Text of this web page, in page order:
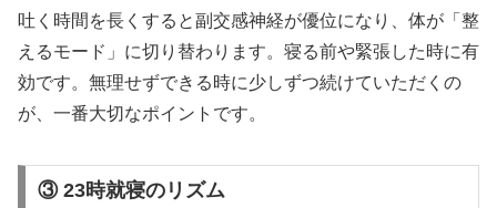
吐く時間を長くすると副交感神経が優位になり、体が「整
えるモード」に切り替わります。寝る前や緊張した時に有
効です。無理せずできる時に少しずつ続けていただくの
が、一番大切なポイントです。
③ 23時就寝のリズム